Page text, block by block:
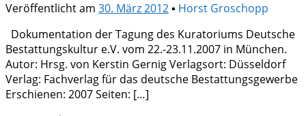
Veröffentlicht am 30. März 2012▪ Horst Groschopp
Dokumentation der Tagung des Kuratoriums Deutsche
Bestattungskultur e.V. vom 22.-23.11.2007 in München.
Autor: Hrsg. von Kerstin Gernig Verlagsort: Düsseldorf
Verlag: Fachverlag für das deutsche Bestattungsgewerbe
Erschienen: 2007 Seiten: […]